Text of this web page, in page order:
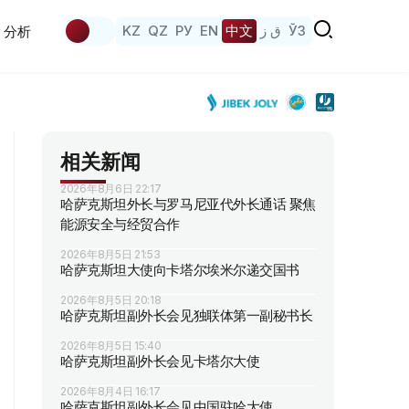
分析 KZ QZ РУ EN 中文 ق ز ЎЗ
相关新闻
2026年8月6日 22:17
哈萨克斯坦外长与罗马尼亚代外长通话 聚焦
能源安全与经贸合作
2026年8月5日 21:53
哈萨克斯坦大使向卡塔尔埃米尔递交国书
2026年8月5日 20:18
哈萨克斯坦副外长会见独联体第一副秘书长
2026年8月5日 15:40
哈萨克斯坦副外长会见卡塔尔大使
2026年8月4日 16:17